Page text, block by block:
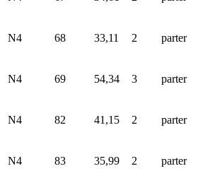
N4 68 33,11 2 parter
N4 69 54,34 3 parter
N4 82 41,15 2 parter
N4 83 35,99 2 parter